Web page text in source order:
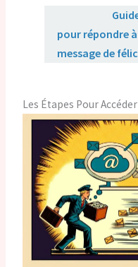
pour répondre
message de
Les Étapes Pour